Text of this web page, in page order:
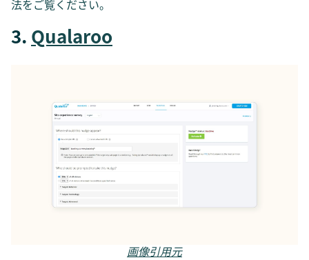
法をご覧ください。
3. Qualaroo
画像引用元